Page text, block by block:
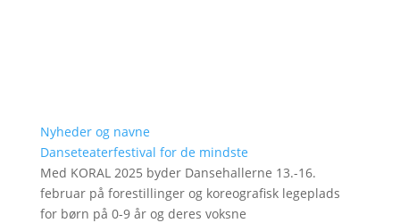
Nyheder og navne
Danseteaterfestival for de mindste
Med KORAL 2025 byder Dansehallerne 13.-16.
februar på forestillinger og koreografisk legeplads
for børn på 0-9 år og deres voksne